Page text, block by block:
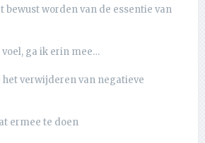
bewust worden van de essentie van
ga ik erin mee…
het verwijderen van negatieve
ermee te doen